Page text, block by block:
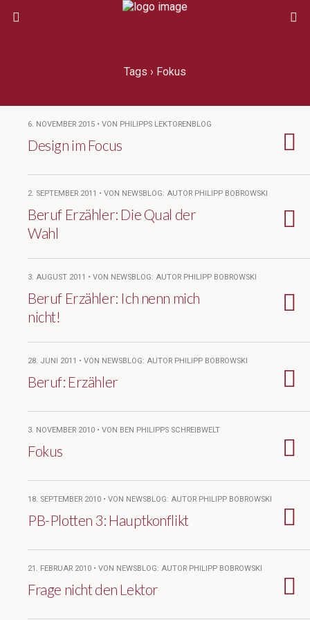
Tags › Fokus
6. NOVEMBER 2015 • VON PHILIPPS LEKTORENBLOG
Design im Focus
2. SEPTEMBER 2011 • VON NEWSBLOG: AUTOR PHILIPP BOBROWSKI
Beruf Erzähler: Die Qual der
Wahl
3. AUGUST 2011 • VON NEWSBLOG: AUTOR PHILIPP BOBROWSKI
Beruf Erzähler: Ich nenn mich
nicht!
28. JUNI 2011 • VON NEWSBLOG: AUTOR PHILIPP BOBROWSKI
Beruf: Erzähler
3. NOVEMBER 2010 • VON BEN PHILIPPS SCHREIBWELT
Fokus
18. SEPTEMBER 2010 • VON NEWSBLOG: AUTOR PHILIPP BOBROWSKI
PB-Plotten 3: Hauptkonflikt
21. FEBRUAR 2010 • VON NEWSBLOG: AUTOR PHILIPP BOBROWSKI
Frage nicht den Lektor